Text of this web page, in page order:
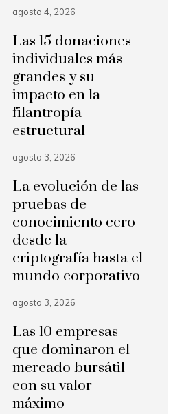
agosto 4, 2026
Las 15 donaciones
individuales más
grandes y su
impacto en la
filantropía
estructural
agosto 3, 2026
La evolución de las
pruebas de
conocimiento cero
desde la
criptografía hasta el
mundo corporativo
agosto 3, 2026
Las 10 empresas
que dominaron el
mercado bursátil
con su valor
máximo